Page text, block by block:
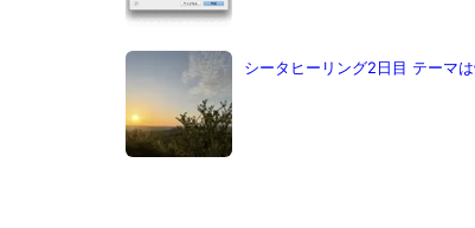
シータヒーリング2日目 テーマ